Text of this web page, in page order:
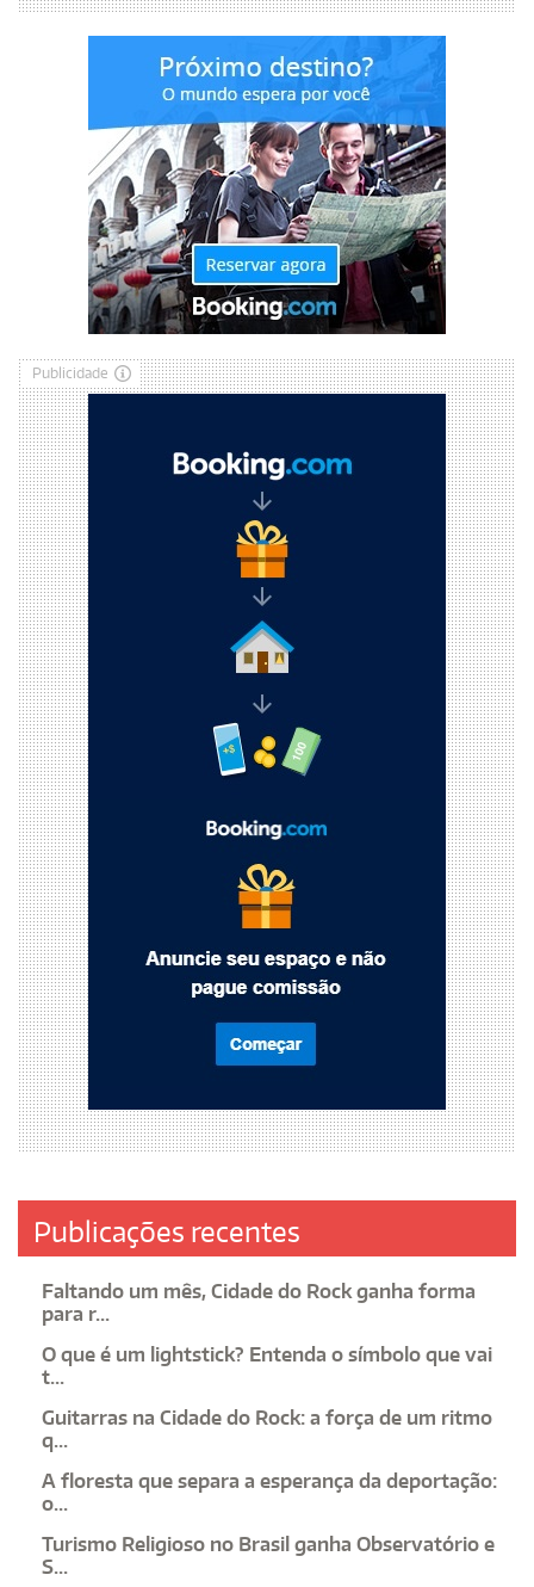
Publicidade
Publicações recentes
Faltando um mês, Cidade do Rock ganha forma
para r...
O que é um lightstick? Entenda o símbolo que vai
t...
Guitarras na Cidade do Rock: a força de um ritmo
q...
A floresta que separa a esperança da deportação:
o...
Turismo Religioso no Brasil ganha Observatório e
S...